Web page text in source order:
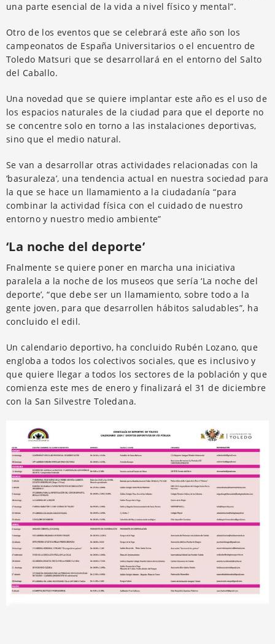
una parte esencial de la vida a nivel físico y mental”.
Otro de los eventos que se celebrará este año son los
campeonatos de España Universitarios o el encuentro de
Toledo Matsuri que se desarrollará en el entorno del Salto
del Caballo.
Una novedad que se quiere implantar este año es el uso de
los espacios naturales de la ciudad para que el deporte no
se concentre solo en torno a las instalaciones deportivas,
sino que el medio natural.
Se van a desarrollar otras actividades relacionadas con la
‘basuraleza’, una tendencia actual en nuestra sociedad para
la que se hace un llamamiento a la ciudadanía “para
combinar la actividad física con el cuidado de nuestro
entorno y nuestro medio ambiente”
‘La noche del deporte’
Fnalmente se quiere poner en marcha una iniciativa
paralela a la noche de los museos que sería ‘La noche del
deporte’, “que debe ser un llamamiento, sobre todo a la
gente joven, para que desarrollen hábitos saludables”, ha
concluido el edil.
Un calendario deportivo, ha concluido Rubén Lozano, que
engloba a todos los colectivos sociales, que es inclusivo y
que quiere llegar a todos los sectores de la población y que
comienza este mes de enero y finalizará el 31 de diciembre
con la San Silvestre Toledana.